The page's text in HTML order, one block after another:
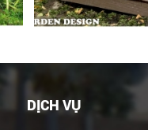
DỊCH VỤ